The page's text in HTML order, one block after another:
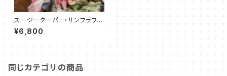
スージークーパー・サンフラワ
ー・トリオ（SCSF0042）
¥6,800
同じカテゴリの商品